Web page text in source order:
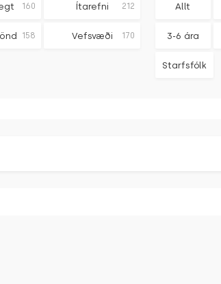
160 Ítarefni 212
158 Vefsvæði 170
Allt
3-6 ára
Starfsfólk